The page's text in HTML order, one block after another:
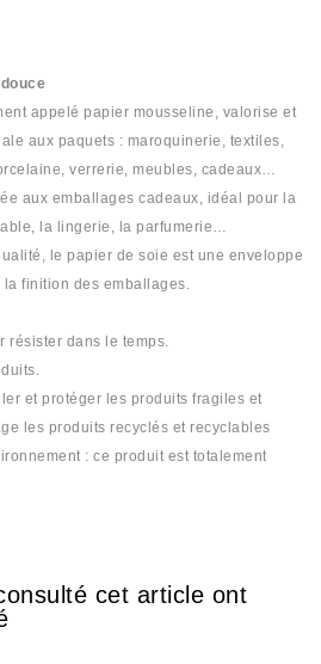
appelé papier mousseline, valorise et
aux paquets : maroquinerie, textiles,
verrerie, meubles, cadeaux…
aux emballages cadeaux, idéal pour la
la lingerie, la parfumerie…
le papier de soie est une enveloppe
finition des emballages.
résister dans le temps.
et protéger les produits fragiles et
les produits recyclés et recyclables
: ce produit est totalement
cet article ont